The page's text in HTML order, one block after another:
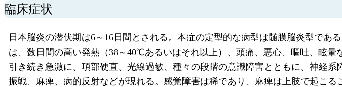
臨床症状
日本脳炎の潜伏期は6～16日間とされる。本症の定型的な病型は髄膜脳炎型で
は、数日間の高い発熱（38～40℃あるいはそれ以上）、頭痛、悪心、嘔吐、眩
引き続き急激に、項部硬直、光線過敏、種々の段階の意識障害とともに、神経
振戦、麻痺、病的反射などが現れる。感覚障害は稀であり、麻痺は上肢で起こ